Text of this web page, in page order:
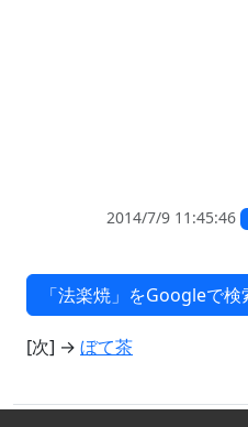
2014/7/9 11:45:46
[次] → ぼて茶